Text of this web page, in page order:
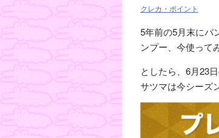
クレカ・ポイント
5年前の5月末にバ
ンプー、今使って
としたら、6月23
サツマは今シーズ